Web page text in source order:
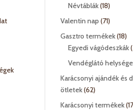
Névtáblák 1818
termék
Valentin nap 7171
termék
Gasztro termékek 1818
Egyedi vágódeszkák
Vendéglátó
Karácsonyi ajándék és
ötletek 6262
termék
Karácsonyi termékek